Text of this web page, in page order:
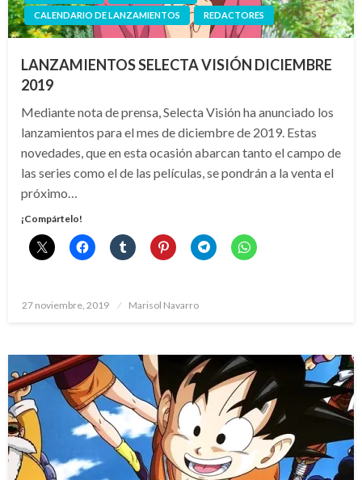
CALENDARIO DE LANZAMIENTOS
REDACTORES
LANZAMIENTOS SELECTA VISIÓN DICIEMBRE
2019
Mediante nota de prensa, Selecta Visión ha anunciado los
lanzamientos para el mes de diciembre de 2019. Estas
novedades, que en esta ocasión abarcan tanto el campo de
las series como el de las películas, se pondrán a la venta el
próximo…
¡Compártelo!
Publicado
27 noviembre, 2019 Marisol Navarro